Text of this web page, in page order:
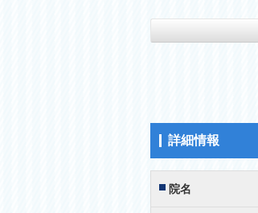
詳細情報
院名